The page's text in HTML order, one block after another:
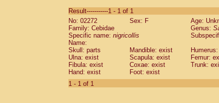
CebidaeSaguinus labiatus(0)
Cebidae Saguinus leucopus (0)
Cebidae
CebidaeSaguinus mystax
Cebidae Saguinus nigricollis (1)
Cebidae Saguinus oedipus
Cebidae Saguinus weddelli
Cebidae Saguinusspp.
Cebidae
Result-----------1 - 1 of 1
No: 02272
Sex: F
Age:
Family: Cebidae
Genus:
Specific name: nigricollis
Name:
Skull: parts
Mandible: exist
Ulna: exist
Scapula: exist
Femur:
Fibula: exist
Coxae: exist
Trunk:
Hand: exist
Foot: exist
1 - 1 of 1